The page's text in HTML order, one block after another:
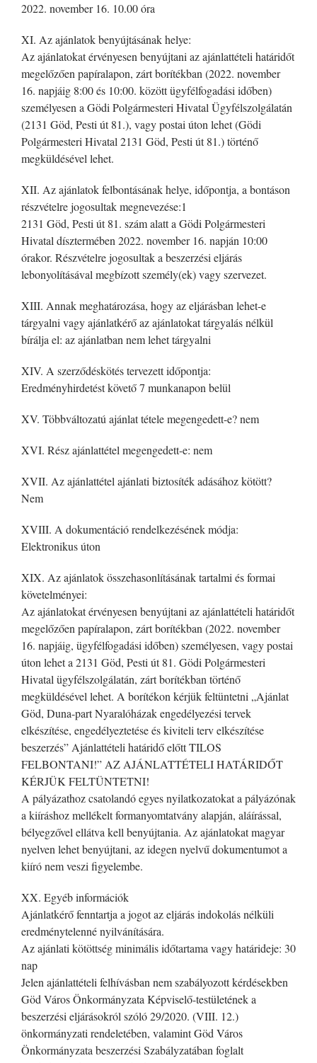
2022. november 16. 10.00 óra
XI. Az ajánlatok benyújtásának helye:
Az ajánlatokat érvényesen benyújtani az ajánlattételi határidőt
megelőzően papíralapon, zárt borítékban (2022. november
16. napjáig 8:00 és 10:00. között ügyfélfogadási időben)
személyesen a Gödi Polgármesteri Hivatal Ügyfélszolgálatán
(2131 Göd, Pesti út 81.), vagy postai úton lehet (Gödi
Polgármesteri Hivatal 2131 Göd, Pesti út 81.) történő
megküldésével lehet.
XII. Az ajánlatok felbontásának helye, időpontja, a bontáson
részvételre jogosultak megnevezése:1
2131 Göd, Pesti út 81. szám alatt a Gödi Polgármesteri
Hivatal dísztermében 2022. november 16. napján 10:00
órakor. Részvételre jogosultak a beszerzési eljárás
lebonyolításával megbízott személy(ek) vagy szervezet.
XIII. Annak meghatározása, hogy az eljárásban lehet-e
tárgyalni vagy ajánlatkérő az ajánlatokat tárgyalás nélkül
bírálja el: az ajánlatban nem lehet tárgyalni
XIV. A szerződéskötés tervezett időpontja:
Eredményhirdetést követő 7 munkanapon belül
XV. Többváltozatú ajánlat tétele megengedett-e? nem
XVI. Rész ajánlattétel megengedett-e: nem
XVII. Az ajánlattétel ajánlati biztosíték adásához kötött?
Nem
XVIII. A dokumentáció rendelkezésének módja:
Elektronikus úton
XIX. Az ajánlatok összehasonlításának tartalmi és formai
követelményei:
Az ajánlatokat érvényesen benyújtani az ajánlattételi határidőt
megelőzően papíralapon, zárt borítékban (2022. november
16. napjáig, ügyfélfogadási időben) személyesen, vagy postai
úton lehet a 2131 Göd, Pesti út 81. Gödi Polgármesteri
Hivatal ügyfélszolgálatán, zárt borítékban történő
megküldésével lehet. A borítékon kérjük feltüntetni „Ajánlat
Göd, Duna-part Nyaralóházak engedélyezési tervek
elkészítése, engedélyeztetése és kiviteli terv elkészítése
beszerzés” Ajánlattételi határidő előtt TILOS
FELBONTANI!” AZ AJÁNLATTÉTELI HATÁRIDŐT
KÉRJÜK FELTÜNTETNI!
A pályázathoz csatolandó egyes nyilatkozatokat a pályázónak
a kiíráshoz mellékelt formanyomtatvány alapján, aláírással,
bélyegzővel ellátva kell benyújtania. Az ajánlatokat magyar
nyelven lehet benyújtani, az idegen nyelvű dokumentumot a
kiíró nem veszi figyelembe.
XX. Egyéb információk
Ajánlatkérő fenntartja a jogot az eljárás indokolás nélküli
eredménytelenné nyilvánítására.
Az ajánlati kötöttség minimális időtartama vagy határideje: 30
nap
Jelen ajánlattételi felhívásban nem szabályozott kérdésekben
Göd Város Önkormányzata Képviselő-testületének a
beszerzési eljárásokról szóló 29/2020. (VIII. 12.)
önkormányzati rendeletében, valamint Göd Város
Önkormányzata beszerzési Szabályzatában foglalt